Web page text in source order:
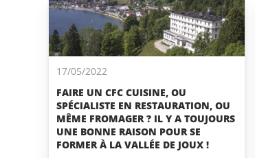
17/05/2022
FAIRE UN CFC CUISINE, OU
SPÉCIALISTE EN RESTAURATION, OU
MÊME FROMAGER ? IL Y A TOUJOURS
UNE BONNE RAISON POUR SE
FORMER À LA VALLÉE DE JOUX !